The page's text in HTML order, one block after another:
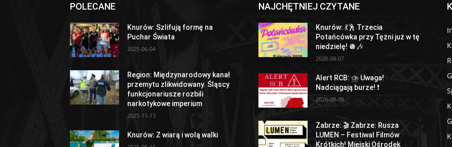
POLECANE
Knurów: Szlifują formę na
Puchar Świata
2025-06-04
Region: Międzynarodowy kanał
przemytu zlikwidowany. Śląscy
funkcjonariusze rozbili
narkotykowe imperium
2025-11-13
Knurów: Z wiarą i wolą walki
NAJCHĘTNIEJ CZYTANE
Knurów: 💃🕺 Trzecia
Potańcówka przy Tężni już w tę
niedzielę! 🪩🎶
2026-08-07
Alert RCB: ⛈ Uwaga!
Nadciągają burze! ❗
2026-08-06
Zabrze: 🎬 Zabrze: Rusza
LUMEN – Festiwal Filmów
Krótkich! Miejski Ośrodek